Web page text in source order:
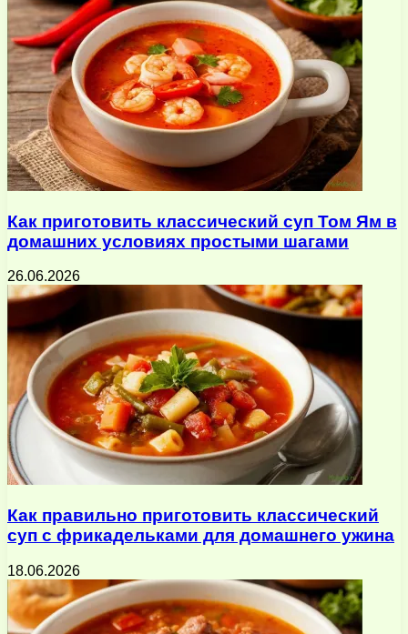
Как приготовить классический суп Том Ям в
домашних условиях простыми шагами
26.06.2026
Как правильно приготовить классический
суп с фрикадельками для домашнего ужина
18.06.2026